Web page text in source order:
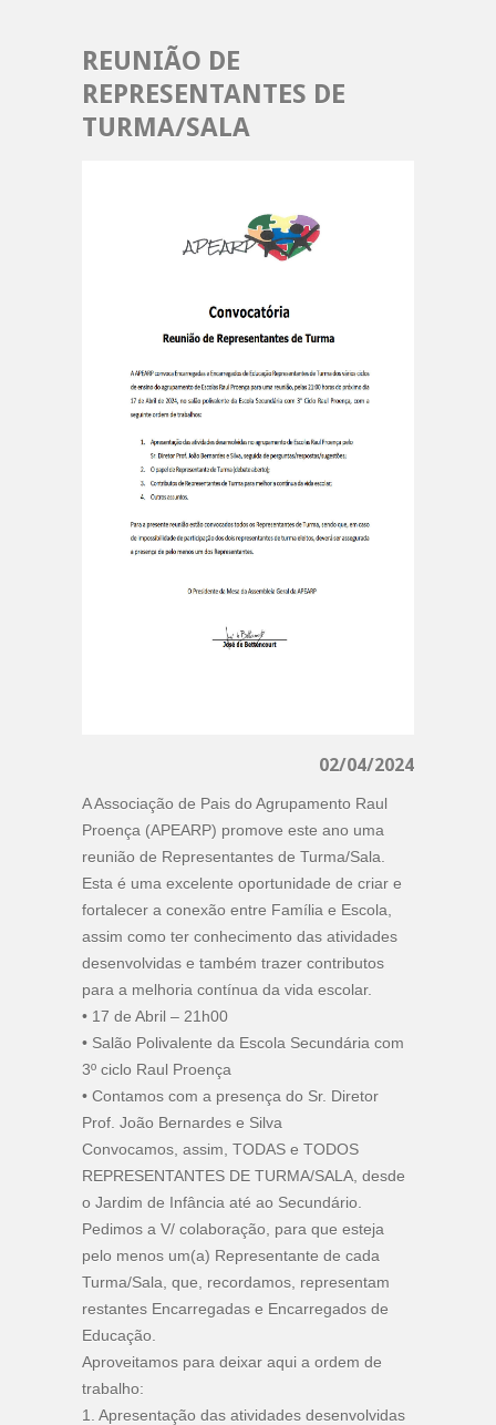
REUNIÃO DE
REPRESENTANTES DE
TURMA/SALA
02/04/2024
A Associação de Pais do Agrupamento Raul
Proença (APEARP) promove este ano uma
reunião de Representantes de Turma/Sala.
Esta é uma excelente oportunidade de criar e
fortalecer a conexão entre Família e Escola,
assim como ter conhecimento das atividades
desenvolvidas e também trazer contributos
para a melhoria contínua da vida escolar.
• 17 de Abril – 21h00
• Salão Polivalente da Escola Secundária com
3º ciclo Raul Proença
• Contamos com a presença do Sr. Diretor
Prof. João Bernardes e Silva
Convocamos, assim, TODAS e TODOS
REPRESENTANTES DE TURMA/SALA, desde
o Jardim de Infância até ao Secundário.
Pedimos a V/ colaboração, para que esteja
pelo menos um(a) Representante de cada
Turma/Sala, que, recordamos, representam
restantes Encarregadas e Encarregados de
Educação.
Aproveitamos para deixar aqui a ordem de
trabalho:
1. Apresentação das atividades desenvolvidas